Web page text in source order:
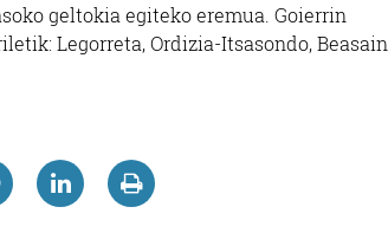
geltokia egiteko eremua. Goierrin
Legorreta, Ordizia-Itsasondo, Beasain